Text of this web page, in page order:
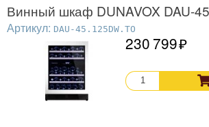
Винный шкаф DUNAVOX DAU-
Артикул: DAU-45.125DW.TO
230 799